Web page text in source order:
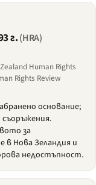
г.(HRA)
Human Rights
Rights Review
основание;
съоръжения.
за
в Нова Зеландия и
недостъпност.